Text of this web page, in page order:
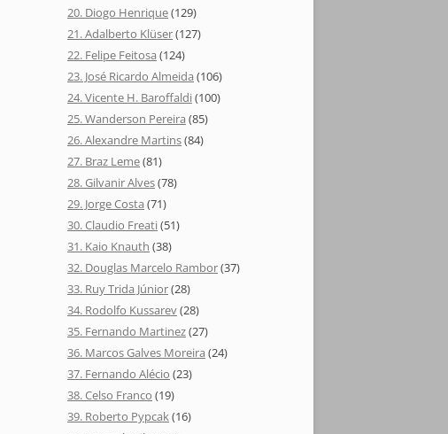
20. Diogo Henrique(129)
21. Adalberto Klüser(127)
22. Felipe Feitosa (124)
23. José Ricardo Almeida (106)
24. Vicente H. Baroffaldi(100)
25. Wanderson Pereira (85)
26. Alexandre Martins(84)
27. Braz Leme(81)
28. Gilvanir Alves(78)
29. Jorge Costa (71)
30. Claudio Freati(51)
31. Kaio Knauth (38)
32. Douglas Marcelo Rambor(37)
33. Ruy Trida Júnior(28)
34. Rodolfo Kussarev(28)
35. Fernando Martinez(27)
36. Marcos Galves Moreira (24)
37. Fernando Alécio (23)
38. Celso Franco (19)
39. Roberto Pypcak(16)